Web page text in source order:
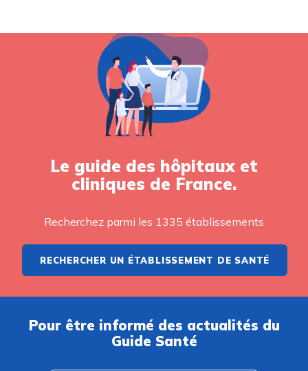
Le guide des hôpitaux et
cliniques de France.
Recherchez parmi les 1335 établissements
RECHERCHER UN ÉTABLISSEMENT DE SANTÉ
Pour être informé des actualités du
Guide Santé